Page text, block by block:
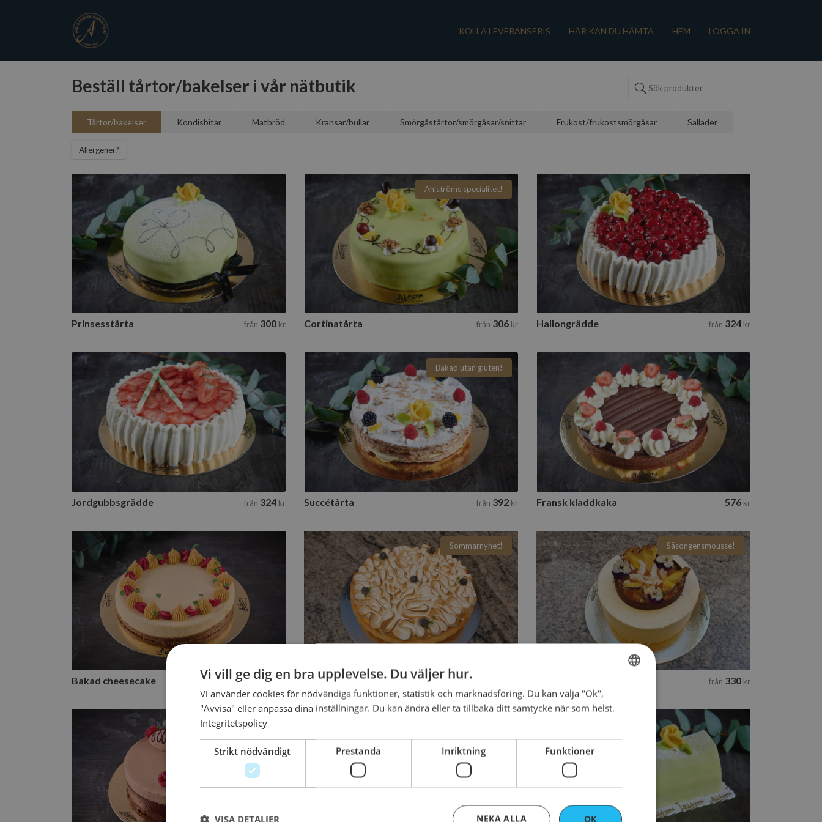
KOLLA LEVERANSPRIS HÄR KAN DU HÄMTA HEM LOGGA IN
Beställ tårtor/bakelser i vår nätbutik
Tårtor/bakelser Kondisbitar Matbröd Kransar/bullar Smörgåstårtor/smörgåsar/snittar Frukost/frukostsmörgåsar Sallader
Allergener?
Prinsesstårta
6 tillgängliga storlekar
Till beställning
Prinsesstårta från 300 kr
Jordgubbsgrädde
6 tillgängliga storlekar
Till beställning
Jordgubbsgrädde från 324 kr
Bakad cheesecake
1 tillgänglig storlek
Till beställning
Bakad cheesecake 612kr
Festivaltårta
2 tillgängliga storlekar
Till beställning
Ahlströms specialitet!
Cortinatårta
6 tillgängliga storlekar
Till beställning
Cortinatårta från 306 kr
Bakad utan gluten!
Succétårta
2 tillgängliga storlekar
Till beställning
Succétårta från 392 kr
Sommarnyhet!
Citronmarängtårta
1 tillgänglig storlek
Till beställning
Citronmarängtårta
2 tillgängliga storlekar
Hallongrädde
6 tillgängliga storlekar
Till beställning
Hallongrädde från 324 kr
Fransk kladdkaka
1 tillgänglig storlek
Till beställning
Fransk kladdkaka 576 kr
Säsongensmousse!
Änggården
2 tillgängliga storlekar
Till beställning
från 330 kr
Prinsesslängd
1 tillgänglig storlek
Till beställning
ENGLISH
Vi vill ge dig en bra upplevelse. Du väljer hur.
Vi använder cookies för nödvändiga funktioner, statistik och marknadsföring. Du kan välja "Ok",
"Avvisa" eller anpassa dina inställningar. Du kan ändra eller ta tillbaka ditt samtycke när som helst.
Integritetspolicy
Strikt nödvändigt Prestanda Inriktning Funktioner
OK
NEKA ALLA
VISA DETALJER